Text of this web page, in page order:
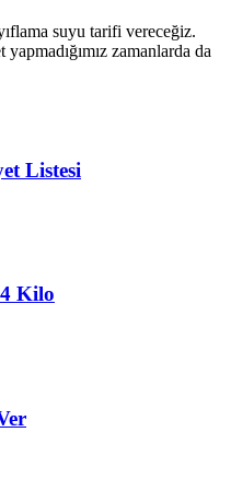
suyu tarifi vereceğiz.
zamanlarda da
Listesi
Kilo